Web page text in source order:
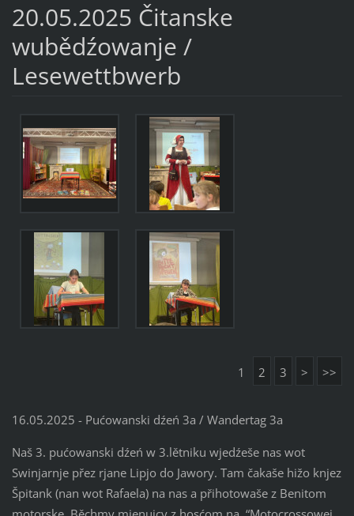
20.05.2025 Čitanske
wubědźowanje /
Lesewettbwerb
1 2 3 > >>
16.05.2025 - Pućowanski dźeń 3a / Wandertag 3a
Naš 3. pućowanski dźeń w 3.lětniku wjedźeše nas wot
Swinjarnje přez rjane Lipjo do Jawory. Tam čakaše hižo knjez
Špitank (nan wot Rafaela) na nas a přihotowaše z Benitom